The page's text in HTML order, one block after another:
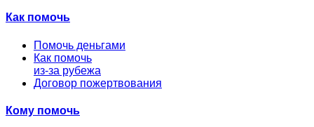
Как помочь
Помочь деньгами
Как помочь
из-за рубежа
Договор пожертвования
Кому помочь